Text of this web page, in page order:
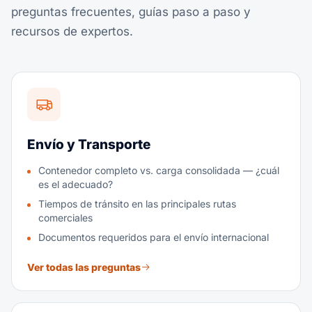
intereses. Es un acuerdo B2B white-label.
Ver todas las preguntas
preguntas frecuentes, guías paso a paso y
recursos de expertos.
Envío y Transporte
Contenedor completo vs. carga consolidada — ¿cuál
es el adecuado?
Tiempos de tránsito en las principales rutas
comerciales
Documentos requeridos para el envío internacional
Ver todas las preguntas